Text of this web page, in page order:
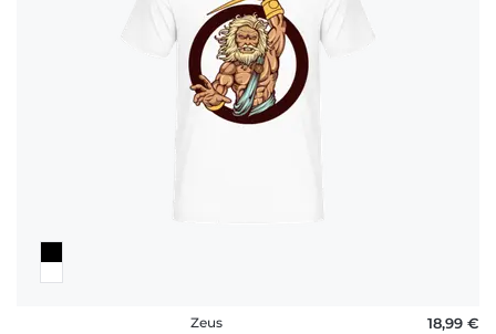
Zeus
18,99 €